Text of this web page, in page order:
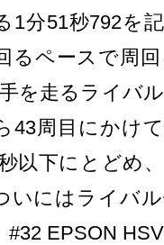
1分51秒792を
るペースで周
を走るライバ
43周目にかけ
以下にとどめ
いにはライバ
#32 EPSON